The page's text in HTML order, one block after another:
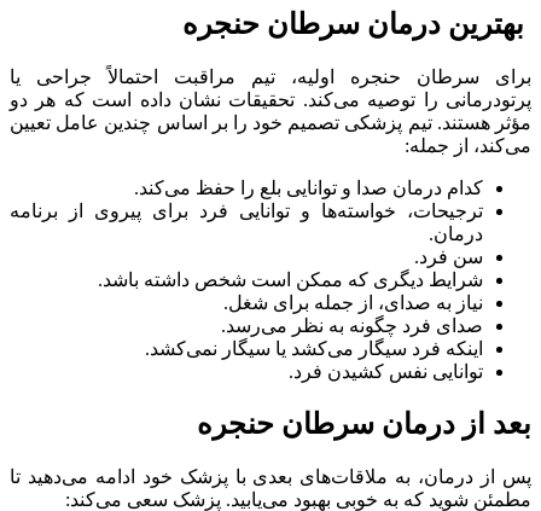
بهترین درمان سرطان حنجره
برای سرطان حنجره اولیه، تیم مراقبت احتمالاً جراحی یا
پرتودرمانی را توصیه می‌کند. تحقیقات نشان داده است که هر دو
مؤثر هستند. تیم پزشکی تصمیم خود را بر اساس چندین عامل تعیین
می‌کند، از جمله:
کدام درمان صدا و توانایی بلع را حفظ می‌کند.
ترجیحات، خواسته‌ها و توانایی فرد برای پیروی از برنامه
درمان.
سن فرد.
شرایط دیگری که ممکن است شخص داشته باشد.
نیاز به صدای، از جمله برای شغل.
صدای فرد چگونه به نظر می‌رسد.
اینکه فرد سیگار می‌کشد یا سیگار نمی‌کشد.
توانایی نفس کشیدن فرد.
بعد از درمان سرطان حنجره
پس از درمان، به ملاقات‌های بعدی با پزشک خود ادامه می‌دهید تا
مطمئن شوید که به خوبی بهبود می‌یابید. پزشک سعی می‌کند: